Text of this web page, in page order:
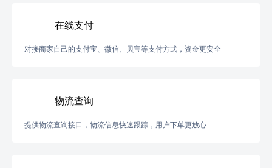
在线支付
对接商家自己的支付宝、微信、贝宝等支付方式，资金更安全
物流查询
提供物流查询接口，物流信息快速跟踪，用户下单更放心